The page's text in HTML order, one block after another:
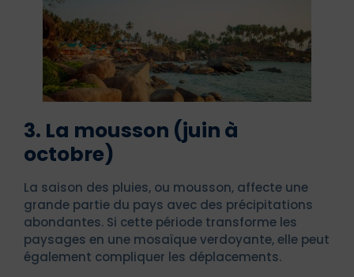
3. La mousson (juin à
octobre)
La saison des pluies, ou mousson, affecte une
grande partie du pays avec des précipitations
abondantes. Si cette période transforme les
paysages en une mosaïque verdoyante, elle peut
également compliquer les déplacements.